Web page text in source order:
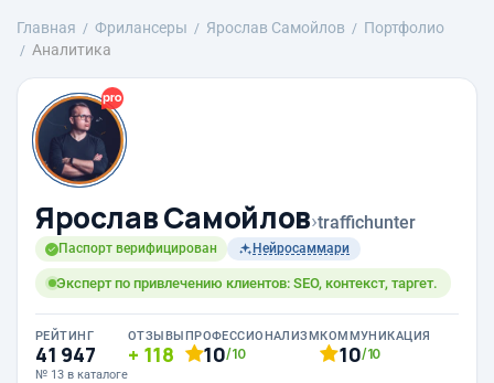
Главная Фрилансеры Ярослав Самойлов
Портфолио
Аналитика
Ярослав Самойлов›traffichunter
Паспорт верифицирован Нейросаммари
Эксперт по привлечению клиентов: SEO, контекст, таргет.
РЕЙТИНГ
41 947
№ 13 в каталоге
ОТЗЫВЫ
118
ПРОФЕССИОНАЛИЗМ
10/10
КОММУНИКАЦИЯ
10/10